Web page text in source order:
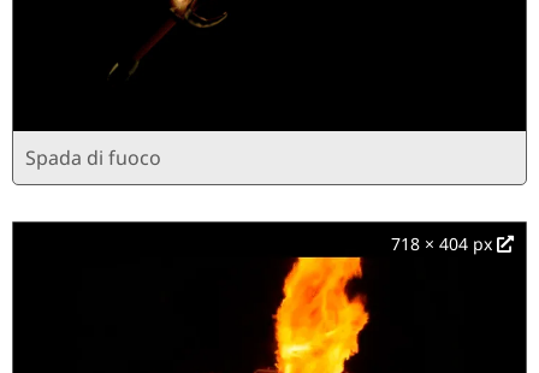
Spada di fuoco
718 × 404 px